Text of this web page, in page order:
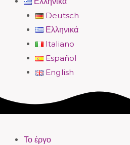
Deutsch
Ελληνικά
Italiano
Español
English
Το έργο